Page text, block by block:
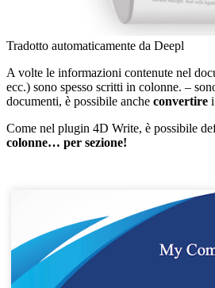
Tradotto automaticamente da Deepl
A volte le informazioni contenute nel
ecc.) sono spesso scritti in colonne. –
documenti, è possibile anche convertire
Come nel plugin 4D Write, è possibile
colonne… per sezione!